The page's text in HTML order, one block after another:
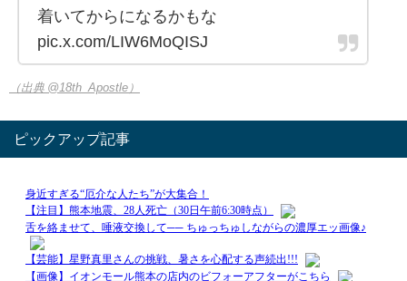
着いてからになるかもな
pic.x.com/LIW6MoQISJ
（出典 @18th_Apostle）
ピックアップ記事